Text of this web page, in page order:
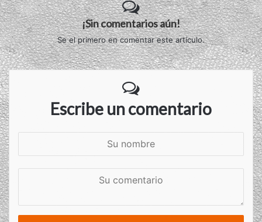
¡Sin comentarios aún!
Se el primero en comentar este artículo.
Escribe un comentario